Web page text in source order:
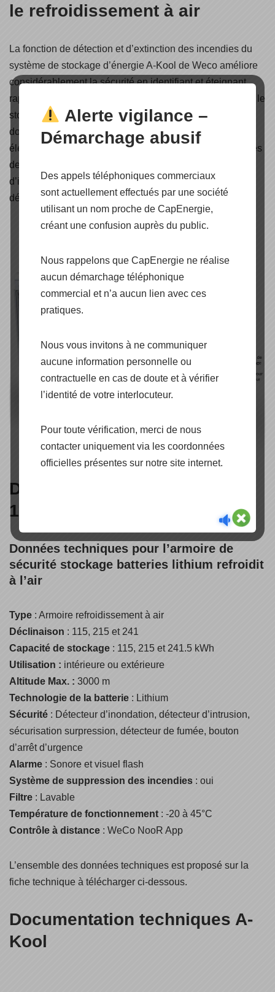
le refroidissement à air
La fonction de détection et d’extinction des incendies du
système de stockage d’énergie A-Kool de Weco améliore
considérablement la sécurité en identifiant et éteignant
rapidement les incendies. Cette armoire de sécurité pour le
stockage des batteries lithium réduit les risques de
dommages et assure la continuité de l’alimentation
électrique. Elle est également équipée de divers systèmes
de sécurité, tels que des détecteurs d’inondation et
d’intrusion, une protection contre la surpression, un
détecteur de fumée et un bouton d’arrêt d’urgence.
Données techniques A-Kool
115, 215 et 241 de Weco
Données techniques pour l’armoire de
sécurité stockage batteries lithium refroidit
à l’air
Type : Armoire refroidissement à air
Déclinaison : 115, 215 et 241
Capacité de stockage : 115, 215 et 241.5 kWh
Utilisation : intérieure ou extérieure
Altitude Max. : 3000 m
Technologie de la batterie : Lithium
Sécurité : Détecteur d’inondation, détecteur d’intrusion,
sécurisation surpression, détecteur de fumée, bouton
d’arrêt d’urgence
Alarme : Sonore et visuel flash
Système de suppression des incendies : oui
Filtre : Lavable
Température de fonctionnement : -20 à 45°C
Contrôle à distance : WeCo NooR App
L’ensemble des données techniques est proposé sur la
fiche technique à télécharger ci-dessous.
Documentation techniques A-
Kool
Alerte vigilance –
Démarchage abusif
Des appels téléphoniques commerciaux
sont actuellement effectués par une société
utilisant un nom proche de CapEnergie,
créant une confusion auprès du public.
Nous rappelons que CapEnergie ne réalise
aucun démarchage téléphonique
commercial et n’a aucun lien avec ces
pratiques.
Nous vous invitons à ne communiquer
aucune information personnelle ou
contractuelle en cas de doute et à vérifier
l’identité de votre interlocuteur.
Pour toute vérification, merci de nous
contacter uniquement via les coordonnées
officielles présentes sur notre site internet.